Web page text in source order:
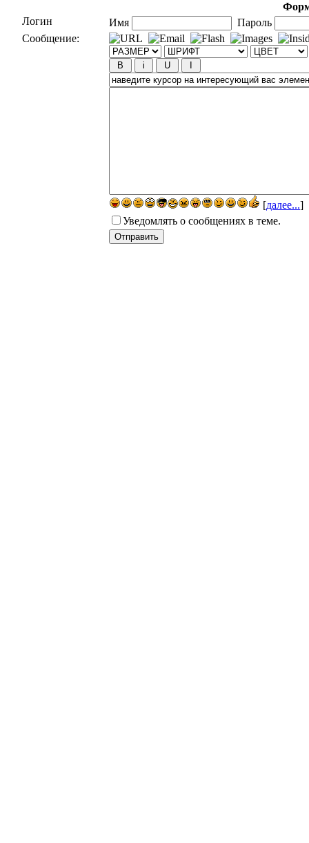
Логин
Имя
Пароль
Сообщение:
[далее...]
Уведомлять о сообщениях в теме.